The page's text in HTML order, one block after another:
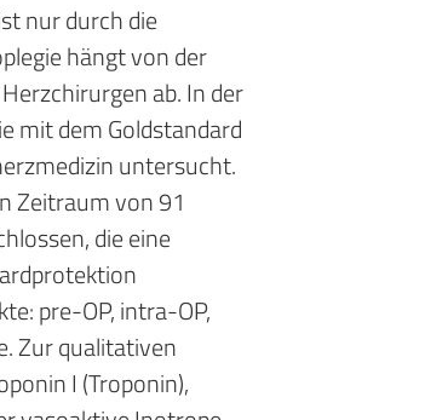
nur durch die
hängt von der
ab. In der
mit dem Goldstandard
untersucht.
Zeitraum von 91
die eine
pre-OP, intra-OP,
Zur qualitativen
I (Troponin),